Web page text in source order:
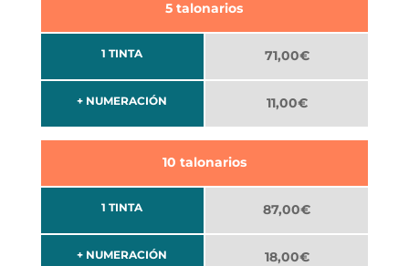
1 TINTA
+ NUMERACIÓN
5 talonarios
71,00€
11,00€
1 TINTA
+ NUMERACIÓN
10 talonarios
87,00€
18,00€